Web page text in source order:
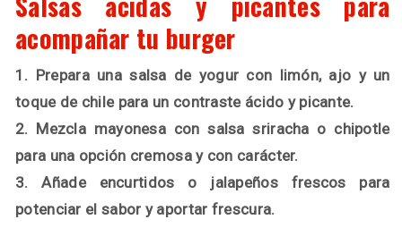
acompañar tu burger
1. Prepara una salsa de yogur con limón, ajo y un
toque de chile para un contraste ácido y picante.
2. Mezcla mayonesa con salsa sriracha o chipotle
para una opción cremosa y con carácter.
3. Añade encurtidos o jalapeños frescos para
potenciar el sabor y aportar frescura.